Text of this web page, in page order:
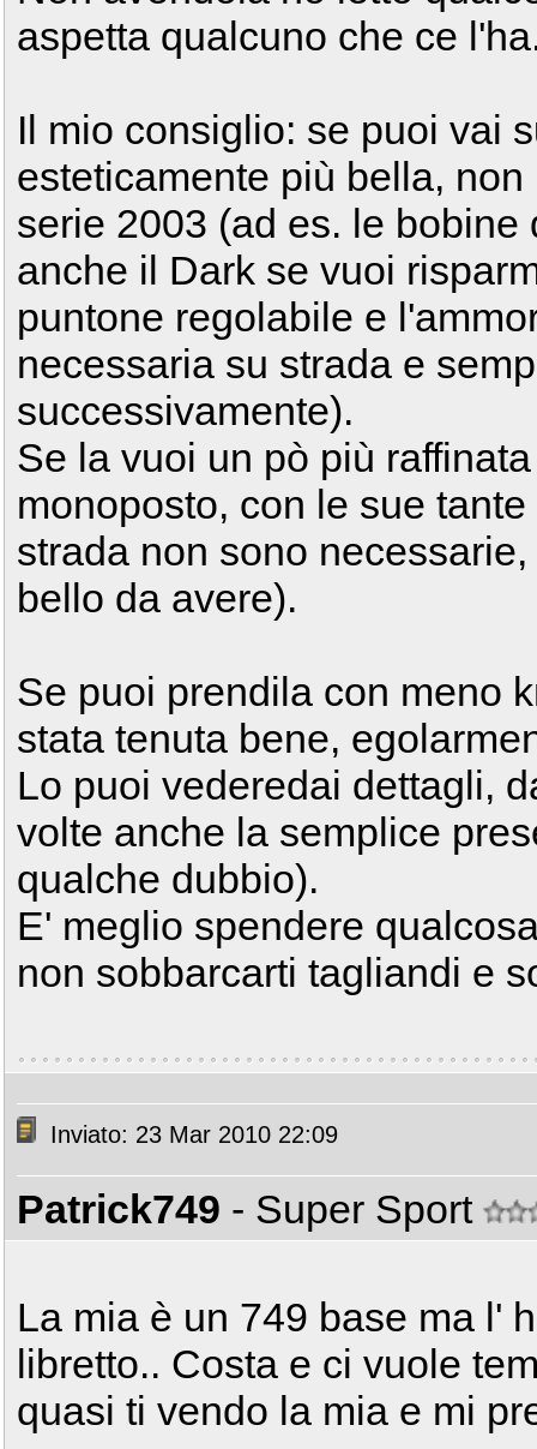
aspetta qualcuno che ce
Il mio consiglio: se puoi vai
esteticamente più bella,
serie 2003 (ad es. le
anche il Dark se vuoi
puntone regolabile e
necessaria su strada e
successivamente).
Se la vuoi un pò più
monoposto, con le sue
strada non sono
bello da avere).
Se puoi prendila con meno
stata tenuta bene,
Lo puoi vederedai dettagli,
volte anche la semplice
qualche dubbio).
E' meglio spendere
non sobbarcarti tagliandi e
Inviato: 23 Mar 2010 22:09
Patrick749 - Super Sport
La mia è un 749 base ma l'
libretto.. Costa e ci vuole
quasi ti vendo la mia e mi